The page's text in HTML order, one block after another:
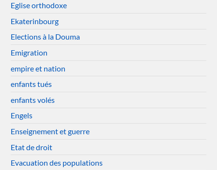
Eglise orthodoxe
Ekaterinbourg
Elections à la Douma
Emigration
empire et nation
enfants tués
enfants volés
Engels
Enseignement et guerre
Etat de droit
Evacuation des populations